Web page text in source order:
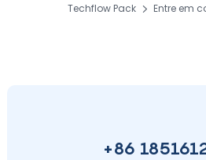
Techflow Pack Entre em
+86